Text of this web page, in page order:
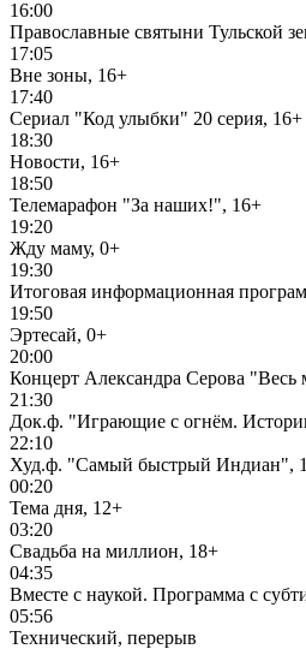
16:00
Православные святыни Тульской
17:05
Вне зоны, 16+
17:40
Сериал "Код улыбки" 20 серия, 16+
18:30
Новости, 16+
18:50
Телемарафон "За наших!", 16+
19:20
Жду маму, 0+
19:30
Итоговая информационная
19:50
Эртесай, 0+
20:00
Концерт Александра Серова
21:30
Док.ф. "Играющие с огнём.
22:10
Худ.ф. "Самый быстрый Индиан",
00:20
Тема дня, 12+
03:20
Свадьба на миллион, 18+
04:35
Вместе с наукой. Программа с
05:56
Технический, перерыв